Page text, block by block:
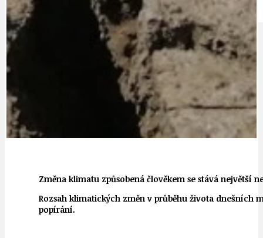
IDEAL LUX OSOBNOST
Změna klimatu způsobená člověkem se stává největší
Rozsah klimatických změn v průběhu života
popírání.